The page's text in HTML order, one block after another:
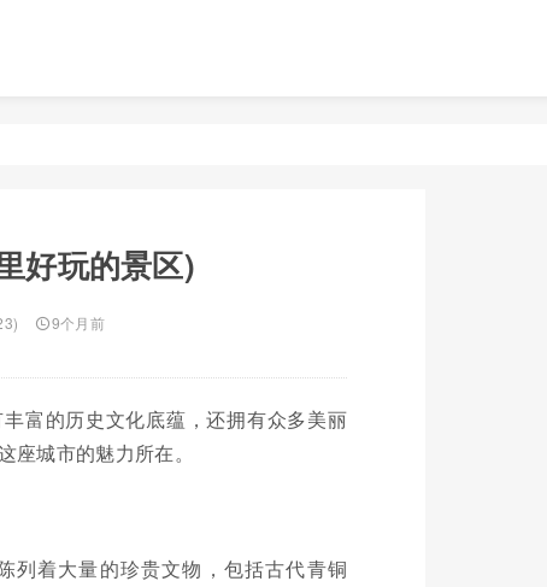
好玩的景区)
9个月前
富的历史文化底蕴，还拥有众多美丽
城市的魅力所在。
列着大量的珍贵文物，包括古代青铜